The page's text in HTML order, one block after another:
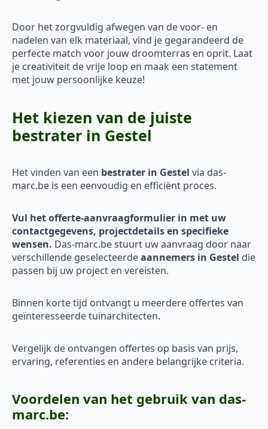
Door het zorgvuldig afwegen van de voor- en
nadelen van elk materiaal, vind je gegarandeerd de
perfecte match voor jouw droomterras en oprit. Laat
je creativiteit de vrije loop en maak een statement
met jouw persoonlijke keuze!
Het kiezen van de juiste
bestrater in Gestel
Het vinden van een bestrater in Gestel via das-
marc.be is een eenvoudig en efficiënt proces.
Vul het offerte-aanvraagformulier in met uw
contactgegevens, projectdetails en specifieke
wensen. Das-marc.be stuurt uw aanvraag door naar
verschillende geselecteerdeaannemers in Gestel die
passen bij uw project en vereisten.
Binnen korte tijd ontvangt u meerdere offertes van
geïnteresseerde tuinarchitecten.
Vergelijk de ontvangen offertes op basis van prijs,
ervaring, referenties en andere belangrijke criteria.
Voordelen van het gebruik van das-
marc.be: